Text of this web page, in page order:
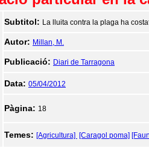
Subtitol: La lluita contra la plaga ha
Autor: Millan, M.
Publicació: Diari de Tarragona
Data: 05/04/2012
Pàgina: 18
Temes: [Agricultura] [Caragol poma]